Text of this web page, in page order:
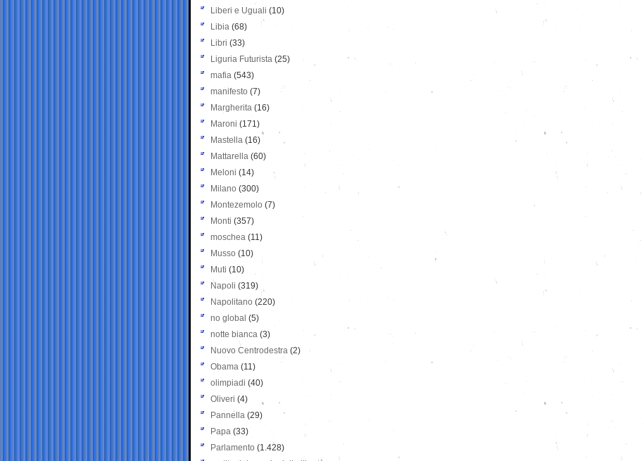
Liberi e Uguali (10)
Libia (68)
Libri (33)
Liguria Futurista (25)
mafia (543)
manifesto (7)
Margherita (16)
Maroni (171)
Mastella (16)
Mattarella (60)
Meloni (14)
Milano (300)
Montezemolo (7)
Monti (357)
moschea (11)
Musso (10)
Muti (10)
Napoli (319)
Napolitano (220)
no global (5)
notte bianca (3)
Nuovo Centrodestra (2)
Obama (11)
olimpiadi (40)
Oliveri (4)
Pannella (29)
Papa (33)
Parlamento (1.428)